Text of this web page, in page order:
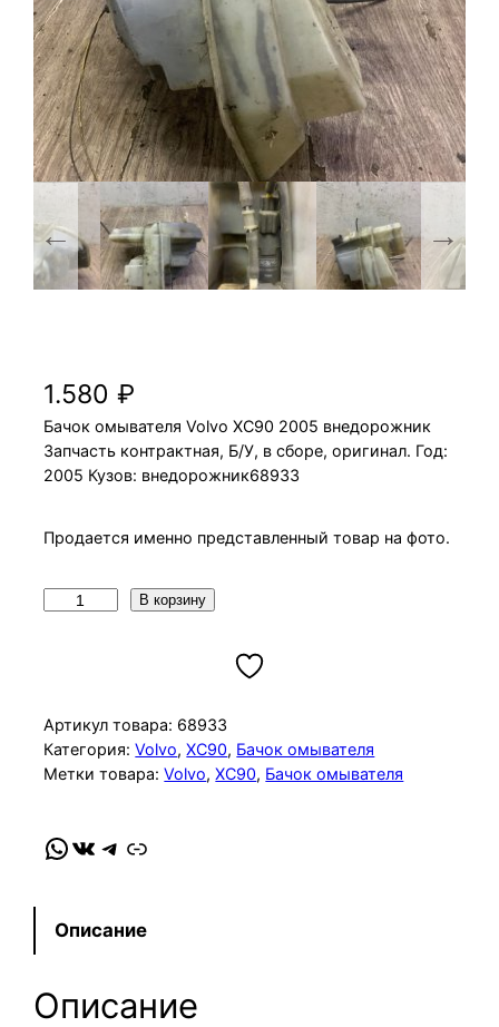
1.580₽
Бачок омывателя Volvo XC90 2005 внедорожник
Запчасть контрактная, Б/У, в сборе, оригинал. Год:
2005 Кузов: внедорожник68933
Продается именно представленный товар на фото.
ч
е
с
в
о
р
В корзину
Артикул товара: 68933
Категория:Volvo, XC90, Бачок омывателя
Метки товара:Volvo, XC90, Бачок омывателя
WhatsApp VK Telegram Link
Описание
Описание